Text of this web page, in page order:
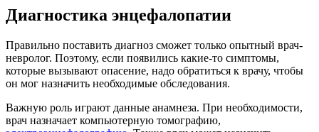
Диагностика энцефалопатии
Правильно поставить диагноз сможет только опытный врач-
невролог. Поэтому, если появились какие-то симптомы,
которые вызывают опасение, надо обратиться к врачу, чтобы
он мог назначить необходимые обследования.
Важную роль играют данные анамнеза. При необходимости,
врач назначает компьютерную томографию,